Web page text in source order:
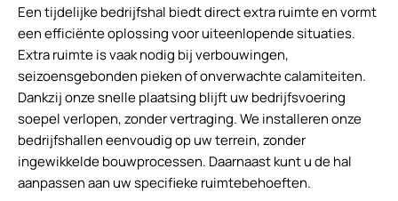
Een tijdelijke bedrijfshal biedt direct extra ruimte en vormt
een efficiënte oplossing voor uiteenlopende situaties.
Extra ruimte is vaak nodig bij verbouwingen,
seizoensgebonden pieken of onverwachte calamiteiten.
Dankzij onze snelle plaatsing blijft uw bedrijfsvoering
soepel verlopen, zonder vertraging. We installeren onze
bedrijfshallen eenvoudig op uw terrein, zonder
ingewikkelde bouwprocessen. Daarnaast kunt u de hal
aanpassen aan uw specifieke ruimtebehoeften.